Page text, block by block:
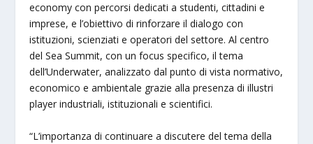
economy con percorsi dedicati a studenti, cittadini e
imprese, e l’obiettivo di rinforzare il dialogo con
istituzioni, scienziati e operatori del settore. Al centro
del Sea Summit, con un focus specifico, il tema
dell’Underwater, analizzato dal punto di vista normativo,
economico e ambientale grazie alla presenza di illustri
player industriali, istituzionali e scientifici.
“L’importanza di continuare a discutere del tema della